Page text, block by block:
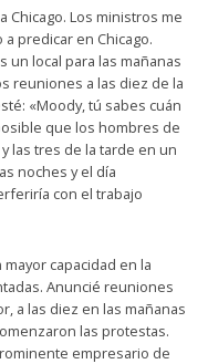
Chicago. Los ministros me
predicar en Chicago.
un local para las mañanas
reuniones a las diez de la
«Moody, tú sabes cuán
que los hombres de
las tres de la tarde en un
noches y el día
con el trabajo
capacidad en la
Anuncié reuniones
a las diez en las mañanas
las protestas.
empresario de